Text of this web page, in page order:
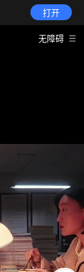
打开
无障碍